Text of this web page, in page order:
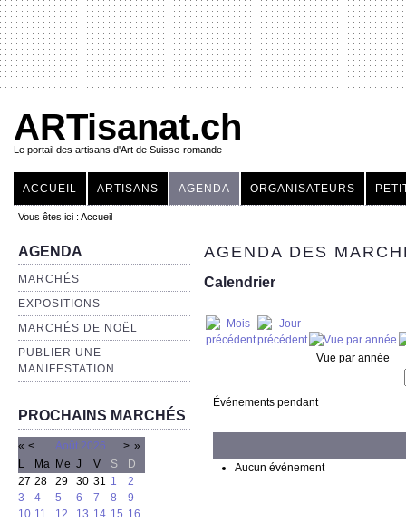
ARTisanat.ch
Le portail des artisans d'Art de Suisse-romande
ACCUEIL ARTISANS AGENDA ORGANISATEURS
Vous êtes ici : Accueil
AGENDA
MARCHÉS
EXPOSITIONS
MARCHÉS DE NOËL
PUBLIER UNE
MANIFESTATION
PROCHAINS MARCHÉS
« < Août 2026 > »
L
Ma Me J V S
D
27 28 29 30 31 1
2
3
4 5 6 7 8
9
10 11 12 13 14 15 16
AGENDA DES
Calendrier
Vue par année
Événements pendant
Aucun événement